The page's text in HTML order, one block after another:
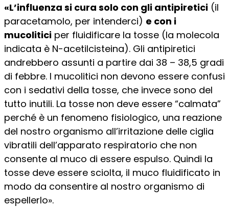
«L’influenza si cura solo con gli antipiretici (il
paracetamolo, per intenderci) e con i
mucolitici per fluidificare la tosse (la molecola
indicata è N-acetilcisteina). Gli antipiretici
andrebbero assunti a partire dai 38 – 38,5 gradi
di febbre. I mucolitici non devono essere confusi
con i sedativi della tosse, che invece sono del
tutto inutili. La tosse non deve essere “calmata”
perché è un fenomeno fisiologico, una reazione
del nostro organismo all’irritazione delle ciglia
vibratili dell’apparato respiratorio che non
consente al muco di essere espulso. Quindi la
tosse deve essere sciolta, il muco fluidificato in
modo da consentire al nostro organismo di
espellerlo».